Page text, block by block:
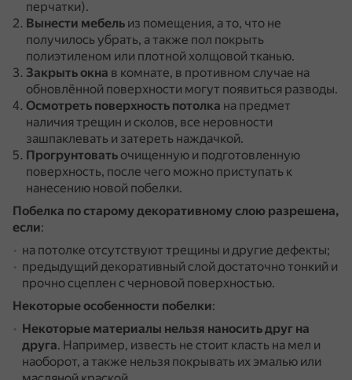
перчатки).
Вынести мебель из помещения, а то, что не
получилось убрать, а также пол покрыть
полиэтиленом или плотной холщовой тканью.
Закрыть окна в комнате, в противном случае на
обновлённой поверхности могут появиться разводы.
Осмотреть поверхность потолка на предмет
наличия трещин и сколов, все неровности
зашпаклевать и затереть наждачкой.
Прогрунтоватьочищенную и подготовленную
поверхность, после чего можно приступать к
нанесению новой побелки.
Побелка по старому декоративному слою разрешена,
если:
на потолке отсутствуют трещины и другие дефекты;
предыдущий декоративный слой достаточно тонкий и
прочно сцеплен с черновой поверхностью.
Некоторые особенности побелки:
Некоторые материалы нельзя наносить друг на
друга. Например, известь не стоит класть на мел и
наоборот, а также нельзя покрывать их эмалью или